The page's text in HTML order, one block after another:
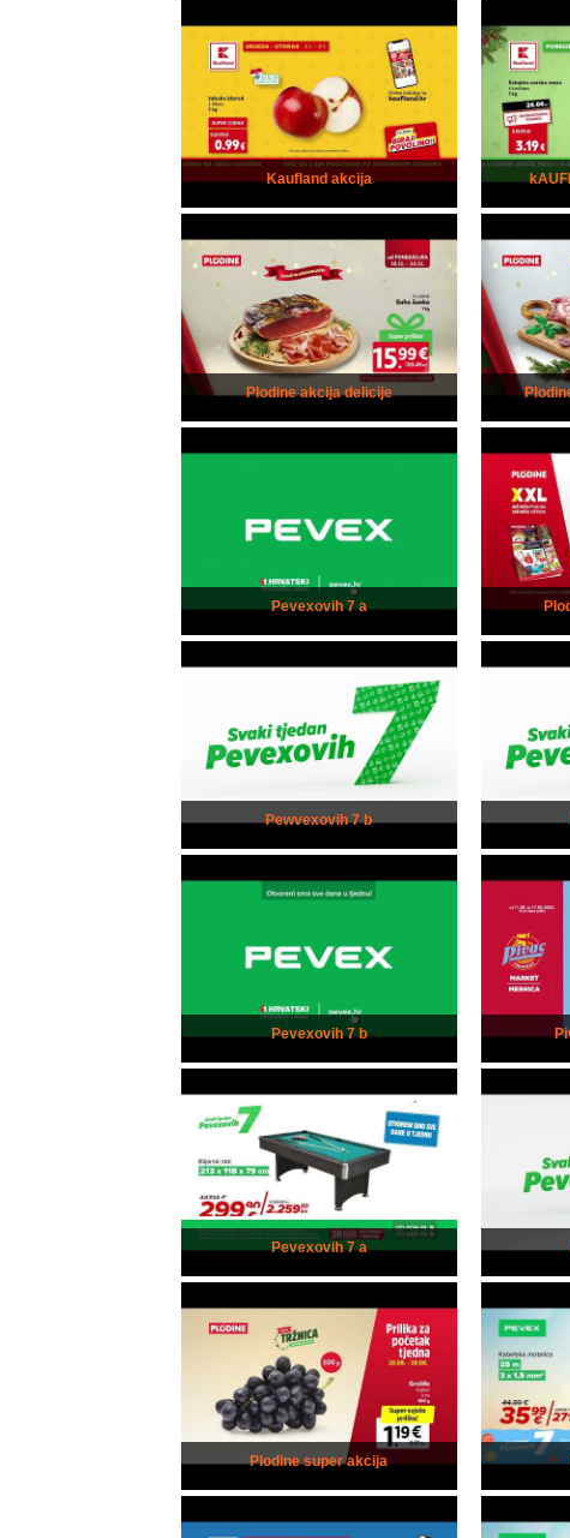
Kaufland akcija
Plodine akcija delicije
Pevexovih 7 a
Pewvexovih 7 b
Pevexovih 7 b
Pevexovih 7 a
Plodine super akcija